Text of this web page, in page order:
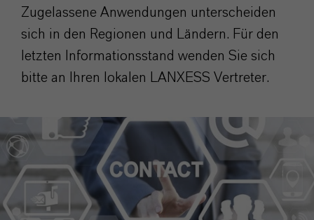
Zugelassene Anwendungen unterscheiden
sich in den Regionen und Ländern. Für den
letzten Informationsstand wenden Sie sich
bitte an Ihren lokalen LANXESS Vertreter.